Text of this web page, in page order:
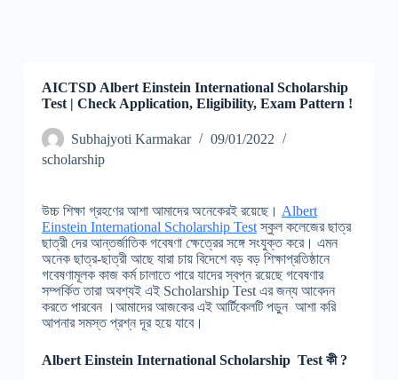
AICTSD Albert Einstein International Scholarship
Test | Check Application, Eligibility, Exam Pattern !
Subhajyoti Karmakar
09/01/2022
scholarship
উচ্চ শিক্ষা গ্রহণের আশা আমাদের অনেকেরই রয়েছে। Albert
Einstein International Scholarship Testস্কুল কলেজের ছাত্র
ছাত্রী দের আন্তর্জাতিক গবেষণা ক্ষেত্রের সঙ্গে সংযুক্ত করে। এমন
অনেক ছাত্র-ছাত্রী আছে যারা চায় বিদেশে বড় বড় শিক্ষাপ্রতিষ্ঠানে
গবেষণামূলক কাজ কর্ম চালাতে পারে যাদের স্বপ্ন রয়েছে গবেষণার
সম্পর্কিত তারা অবশ্যই এই Scholarship Test এর জন্য আবেদন
করতে পারবেন ।আমাদের আজকের এই আর্টিকেলটি পড়ুন আশা করি
আপনার সমস্ত প্রশ্ন দূর হয়ে যাবে।
Albert Einstein International Scholarship Test কী ?